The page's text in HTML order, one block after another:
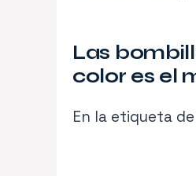
Las
color es el
En la etiqueta